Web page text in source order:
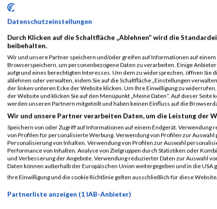
Datum Titel
13.09.2026 IRONMAN 70.3 Erkner
13.09.2026 IRONMAN Japan South Hokkaido
13.09.2026 Münster Marathon
13.09.2026 IRONMAN 70.3 Belgrade
13.09.2026 IRONMAN Wales
13.09.2026 swb Bremen Marathon
13.09.2026 wep-Strom Lauf
bis
Datenschutzeinstellungen
Durch Klicken auf die Schaltfläche „Ablehnen“ wird die
beibehalten.
Wir und unsere Partner speichern und/oder greifen auf Informationen auf einem
Browserspeichern, um personenbezogene Daten zu verarbeiten. Einige
aufgrund eines berechtigten Interesses. Um dem zu widersprechen, öffnen Sie
ablehnen oder verwalten, indem Sie auf die Schaltfläche „Einstellungen
der linken unteren Ecke der Website klicken. Um Ihre Einwilligung zu
der Website und klicken Sie auf den Menüpunkt „Meine Daten“. Auf dieser
werden unseren Partnern mitgeteilt und haben keinen Einfluss auf die
Wir und unsere Partner verarbeiten Daten, um die Leistung der
Speichern von oder Zugriff auf Informationen auf einem Endgerät. Verwendung
von Profilen für personalisierte Werbung. Verwendung von Profilen zur
Personalisierung von Inhalten. Verwendung von Profilen zur Auswahl
Performance von Inhalten. Analyse von Zielgruppen durch Statistiken oder
und Verbesserung der Angebote. Verwendung reduzierter Daten zur Auswahl
Daten können außerhalb der Europäischen Union weitergegeben und in die USA
Ihre Einwilligung und die cookie Richtlinie gelten ausschließlich für diese
Partnerliste anzeigen (1 IAB-Anbieter)